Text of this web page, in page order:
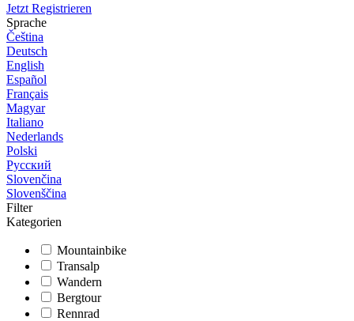
Jetzt Registrieren
Sprache
Čeština
Deutsch
English
Español
Français
Magyar
Italiano
Nederlands
Polski
Русский
Slovenčina
Slovenščina
Filter
Kategorien
Mountainbike
Transalp
Wandern
Bergtour
Rennrad